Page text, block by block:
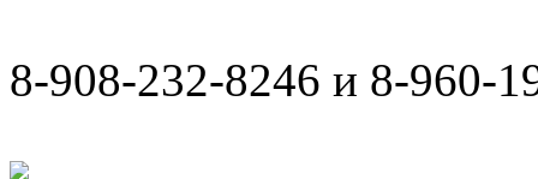
8-908-232-8246 и 8-960-